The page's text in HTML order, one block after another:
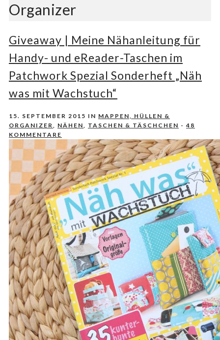
Organizer
Giveaway | Meine Nähanleitung für
Handy- und eReader-Taschen im
Patchwork Spezial Sonderheft „Näh
was mit Wachstuch“
15. SEPTEMBER 2015 IN MAPPEN, HÜLLEN &
ORGANIZER, NÄHEN, TASCHEN & TÄSCHCHEN -48
KOMMENTARE